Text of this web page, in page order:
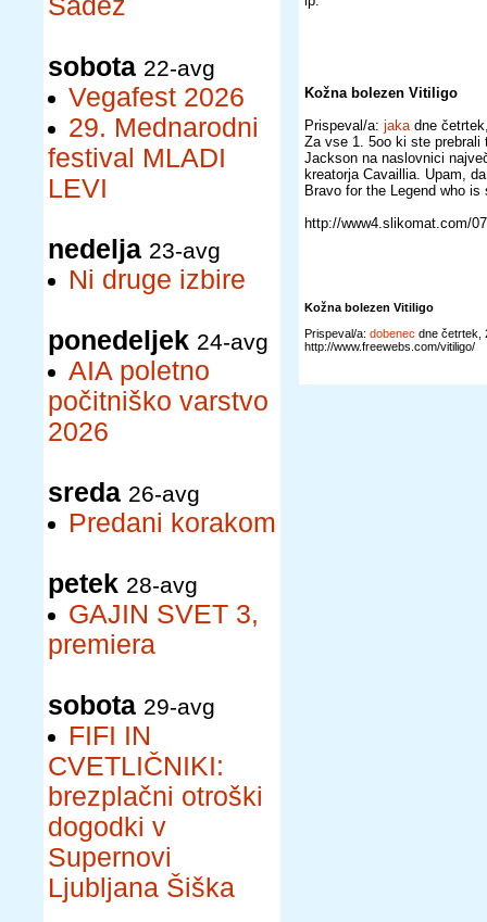
Sadež
sobota 22-avg
Vegafest 2026
29. Mednarodni
festival MLADI
LEVI
nedelja 23-avg
Ni druge izbire
ponedeljek 24-avg
AIA poletno
počitniško varstvo
2026
sreda 26-avg
Predani korakom
petek 28-avg
GAJIN SVET 3,
premiera
sobota 29-avg
FIFI IN
CVETLIČNIKI:
brezplačni otroški
dogodki v
Supernovi
Ljubljana Šiška
Kožna bolezen Vitiligo
Prispeval/a: jakadne
Za vse 1. 5oo ki ste
Jackson na naslovnici
kreatorja Cavaillia. Upam,
Bravo for the Legend who
http://www4.slikomat.com/
Kožna bolezen Vitiligo
Prispeval/a: dobenec dne četrtek,
http://www.freewebs.com/vitiligo/